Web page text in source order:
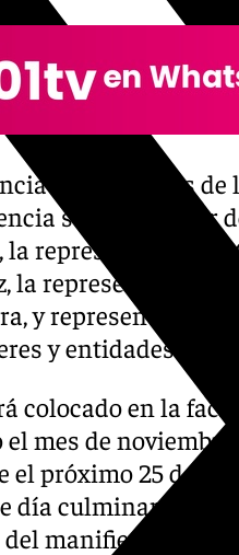
de miembros de
sobre la Mujer
representante del
la representante
y representes de
y entidades de
colocado en la
mes de
próximo 25 de
día culminará en
manifiesto.